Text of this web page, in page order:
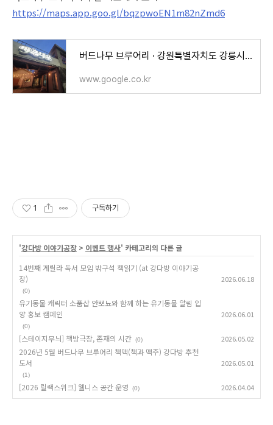
https://maps.app.goo.gl/bqzpwoEN1m82nZmd6
버드나무 브루어리 · 강원특별자치도 강릉시 경강로 1961
www.google.co.kr
1 구독하기
'강다방 이야기공장 > 이벤트 행사' 카테고리의 다른 글
14번째 게릴라 독서 모임 밖구석 책읽기 (at 강다방 이야기공
장)
(0)
2026.06.18
유기동물 캐릭터 소품샵 안뽀뇨와 함께 하는 유기동물 알림 입
양 홍보 캠페인
(0)
2026.06.01
[스테이지무늬] 책방극장, 존재의 시간 (0) 2026.05.02
2026년 5월 버드나무 브루어리 책맥(책과 맥주) 강다방 추천
도서
(1)
2026.05.01
[2026 릴랙스위크] 웰니스 공간 운영 (0) 2026.04.04